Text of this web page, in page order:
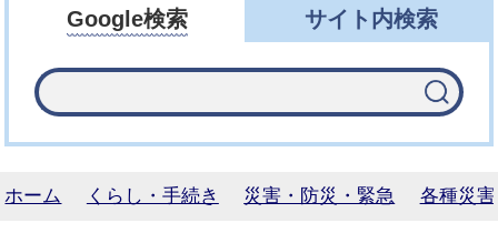
Google検索 サイト内検索
ホーム くらし・手続き 災害・防災・緊急 各種災